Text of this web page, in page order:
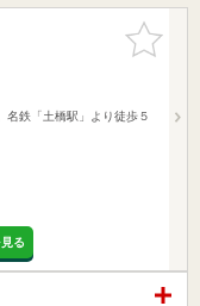
お気に入
りに追加
名鉄「土橋駅」より徒歩５
る